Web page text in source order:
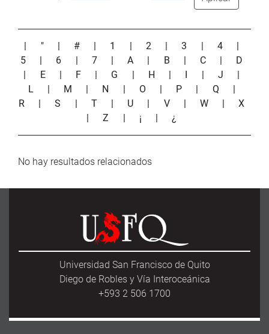
| " | # | 1 | 2 |3 | 4
|
5
| 6 | 7 |A | B | C | D
| E | F | G | H | I | J
|
L
| M | N | O | P | Q
|
R
|S | T | U | V |W |X
|Z | ¡ |¿
No hay resultados relacionados
Universidad San Francisco de Quito
Diego de Robles y Vía Interoceánica
+593 2 506 1700